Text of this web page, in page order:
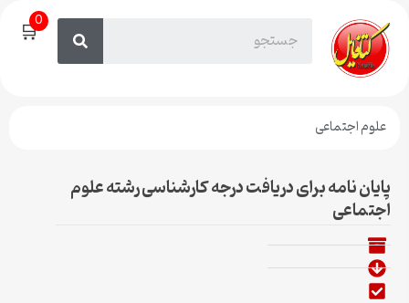
🛒0
علوم اجتماعی
پایان نامه برای دریافت درجه کارشناسی رشته علوم
اجتماعی